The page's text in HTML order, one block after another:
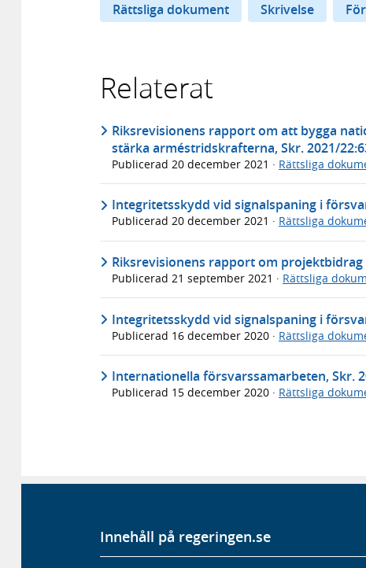
Rättsliga dokument Skrivelse
Relaterat
Riksrevisionens rapport om att bygga
stärka arméstridskrafterna, Skr. 2021/
Publicerad 20 december 2021 · Rättsliga
Integritetsskydd vid signalspaning i
Publicerad 20 december 2021 · Rättsliga
Riksrevisionens rapport om projektbidrag
Publicerad 21 september 2021 · Rättsliga
Integritetsskydd vid signalspaning i
Publicerad 16 december 2020 · Rättsliga
Internationella försvarssamarbeten, Skr.
Publicerad 15 december 2020 · Rättsliga
Innehåll på regeringen.se